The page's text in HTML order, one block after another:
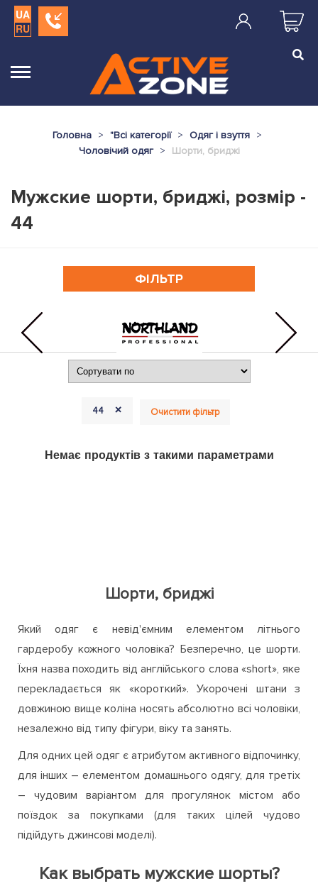
UA
RU
Головна "Всі категорії
Одяг і взуття
Чоловічий одяг
Шорти, бриджі
Мужские шорти, бриджі, розмір -
44
ФІЛЬТР
44 + Очистити фільтр
Немає продуктів з такими параметрами
Шорти, бриджі
Який одяг є невід'ємним елементом літнього
гардеробу кожного чоловіка? Безперечно, це шорти.
Їхня назва походить від англійського слова «short», яке
перекладається як «короткий». Укорочені штани з
довжиною вище коліна носять абсолютно всі чоловіки,
незалежно від типу фігури, віку та занять.
Для одних цей одяг є атрибутом активного відпочинку,
для інших – елементом домашнього одягу, для третіх
– чудовим варіантом для прогулянок містом або
поїздок за покупками (для таких цілей чудово
підійдуть джинсові моделі).
Как выбрать мужские шорты?